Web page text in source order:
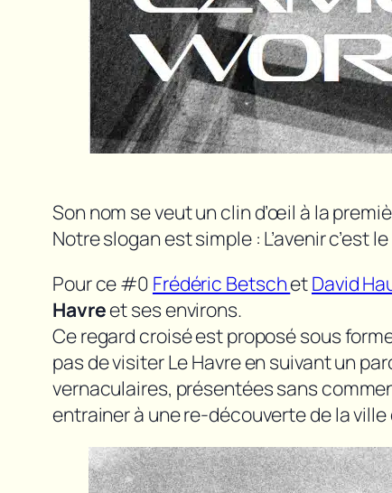
Son nom se veut un clin d’œil à la
Notre slogan est simple : L’avenir c’est
Pour ce #0 Frédéric BetschetDavid
Havreet ses environs.
Ce regard croisé est proposé sous
pas de visiter Le Havre en suivant un
vernaculaires, présentées sans
entrainer à une re-découverte de la